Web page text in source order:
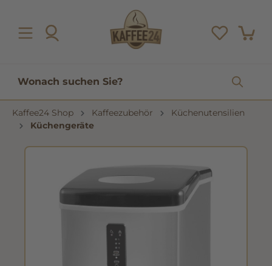
Kaffee24 Shop Kaffeezubehör
Küchenutensilien
Küchengeräte